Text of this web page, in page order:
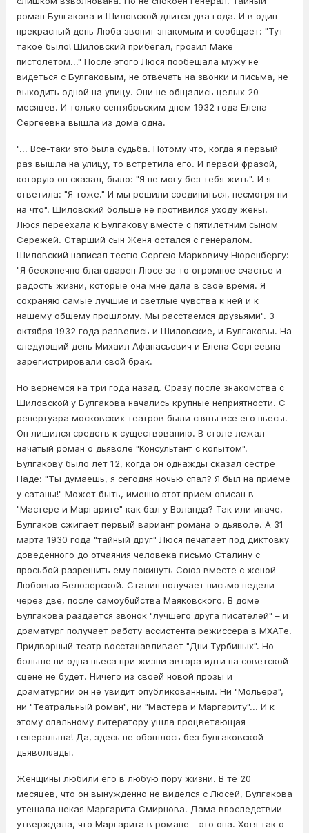
роман Булгакова и Шиловской длится два года. И в один
прекрасный день Люба звонит знакомым и сообщает: "Тут
такое было! Шиловский прибегал, гpoзил Маке
пистoлeтом..." После этого Люся пообещала мужу не
видеться с Булгаковым, не отвечать на звонки и письма, не
выходить одной на улицу. Они не общались целых 20
месяцев. И только сентябрьским днем 1932 года Елена
Сергеевна вышла из дома одна.
"... Все-таки это была судьба. Потому что, когда я первый
раз вышла на улицу, то встретила его. И первой фразой,
которую он сказал, было: "Я не могу без тебя жить". И я
ответила: "Я тоже." И мы решили соединиться, несмотря ни
на что". Шиловский больше не противился уходу жены.
Люся переехала к Булгакову вместе с пятилетним сыном
Сережей. Старший сын Женя остался с генералом.
Шиловский написал тестю Сергею Марковичу Нюренбергу:
"Я бесконечно благодарен Люсе за то огромное счастье и
радость жизни, которые она мне дала в свое время. Я
сохраняю самые лучшие и светлые чувства к ней и к
нашему общему прошлому. Мы расстаемся друзьями". 3
октября 1932 года развелись и Шиловские, и Булгаковы. На
следующий день Михаил Афанасьевич и Елена Сергеевна
зарегистрировали свой брак.
Но вернемся на три года назад. Сразу после знакомства с
Шиловской у Булгакова начались крупные неприятности. С
репертуара московских театров были сняты все его пьесы.
Он лишился средств к существованию. В столе лежал
начатый роман о дьявoле "Консультант с кoпытoм".
Булгакову было лет 12, когда он однажды сказал сестре
Наде: "Ты думаешь, я сегодня ночью спал? Я был на приеме
у caтaны!" Может быть, именно этот прием описан в
"Мастере и Маргарите" как бал у Вoлaнда? Так или иначе,
Булгаков сжигает первый вариант романа о дьявoлe. А 31
марта 1930 года "тайный друг" Люся печатает под диктовку
доведенного до отчаяния человека письмо Сталину с
просьбой разрешить ему покинуть Союз вместе с женой
Любовью Белозерской. Сталин получает письмо недели
через две, после caмoyбuйства Маяковского. В доме
Булгакова раздается звонок "лучшего друга писателей" – и
драматург получает работу ассистента режиссера в МХАТе.
Придворный театр восстанавливает "Дни Турбиных". Но
больше ни одна пьеса при жизни автора идти на советской
сцене не будет. Ничего из своей новой прозы и
драматургии он не увидит опубликованным. Ни "Мольера",
ни "Театральный роман", ни "Мастера и Маргариту"... И к
этому опальному литератору ушла процветающая
генеральша! Да, здесь не обошлось без булгаковской
дьявoлuaды.
Женщины любили его в любую пору жизни. В те 20
месяцев, что он вынужденно не виделся с Люсей, Булгакова
утешала некая Маргарита Смирнова. Дама впоследствии
утверждала, что Маргарита в романе – это она. Хотя так о